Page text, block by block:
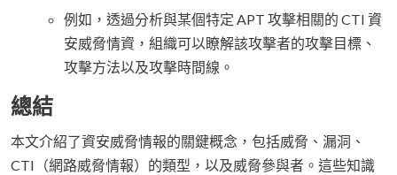
例如，透過分析與某個特定 APT 攻擊相關的 CTI 資
安威脅情資，組織可以瞭解該攻擊者的攻擊目標、
攻擊方法以及攻擊時間線。
總結
本文介紹了資安威脅情報的關鍵概念，包括威脅、漏洞、
CTI（網路威脅情報）的類型，以及威脅參與者。這些知識